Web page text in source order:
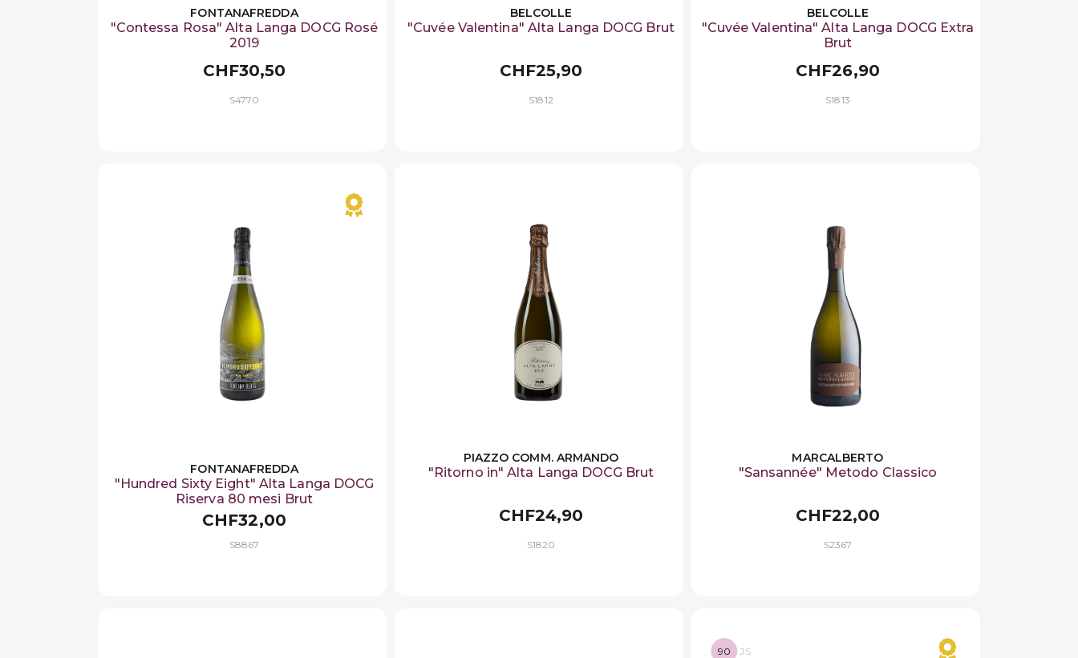
FONTANAFREDDA
"Contessa Rosa" Alta Langa DOCG Rosé
2019
CHF30,50
S4770
BELCOLLE
"Cuvée Valentina" Alta Langa DOCG Brut
CHF25,90
S1812
BELCOLLE
"Cuvée Valentina" Alta Langa DOCG Extra
Brut
CHF26,90
S1813
FONTANAFREDDA
"Hundred Sixty Eight" Alta Langa DOCG
Riserva 80 mesi Brut
CHF32,00
S8867
PIAZZO COMM. ARMANDO
"Ritorno in" Alta Langa DOCG Brut
CHF24,90
S1820
MARCALBERTO
"Sansannée" Metodo Classico
CHF22,00
S2367
90 JS